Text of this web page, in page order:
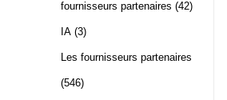
fournisseurs partenaires (42)
IA (3)
Les fournisseurs partenaires
(546)